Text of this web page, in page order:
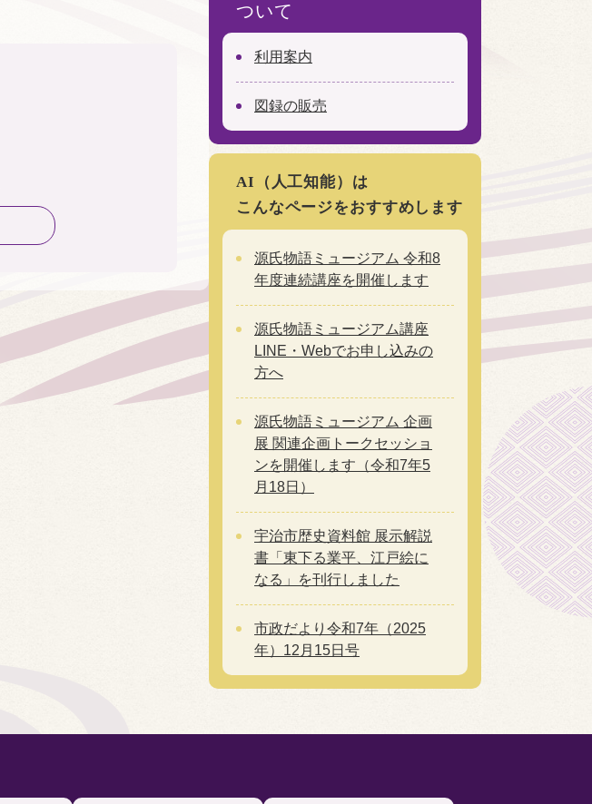
ついて
利用案内
図録の販売
AI（人工知能）は
こんなページをおすすめします
源氏物語ミュージアム 令和8
年度連続講座を開催します
源氏物語ミュージアム講座
LINE・Webでお申し込みの
方へ
源氏物語ミュージアム 企画
展 関連企画トークセッショ
ンを開催します（令和7年5
月18日）
宇治市歴史資料館 展示解説
書「東下る業平、江戸絵に
なる」を刊行しました
市政だより令和7年（2025
年）12月15日号